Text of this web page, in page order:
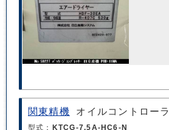
関東精機 オイルコントローラ
型式： KTCG-7.5A-HC6-N